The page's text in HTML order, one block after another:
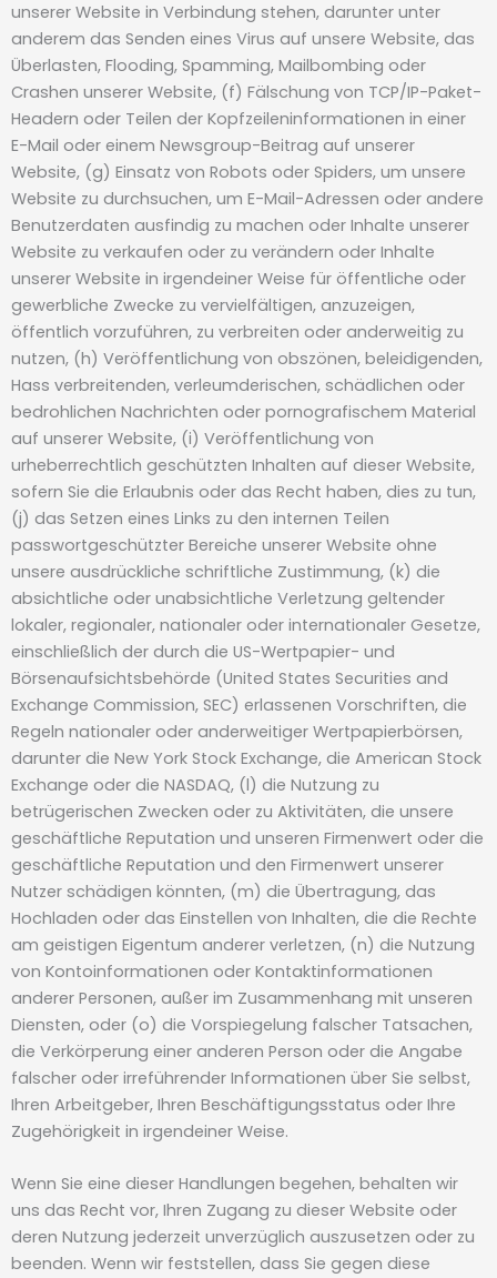
unserer Website in Verbindung stehen, darunter unter
anderem das Senden eines Virus auf unsere Website, das
Überlasten, Flooding, Spamming, Mailbombing oder
Crashen unserer Website, (f) Fälschung von TCP/IP-Paket-
Headern oder Teilen der Kopfzeileninformationen in einer
E-Mail oder einem Newsgroup-Beitrag auf unserer
Website, (g) Einsatz von Robots oder Spiders, um unsere
Website zu durchsuchen, um E-Mail-Adressen oder andere
Benutzerdaten ausfindig zu machen oder Inhalte unserer
Website zu verkaufen oder zu verändern oder Inhalte
unserer Website in irgendeiner Weise für öffentliche oder
gewerbliche Zwecke zu vervielfältigen, anzuzeigen,
öffentlich vorzuführen, zu verbreiten oder anderweitig zu
nutzen, (h) Veröffentlichung von obszönen, beleidigenden,
Hass verbreitenden, verleumderischen, schädlichen oder
bedrohlichen Nachrichten oder pornografischem Material
auf unserer Website, (i) Veröffentlichung von
urheberrechtlich geschützten Inhalten auf dieser Website,
sofern Sie die Erlaubnis oder das Recht haben, dies zu tun,
(j) das Setzen eines Links zu den internen Teilen
passwortgeschützter Bereiche unserer Website ohne
unsere ausdrückliche schriftliche Zustimmung, (k) die
absichtliche oder unabsichtliche Verletzung geltender
lokaler, regionaler, nationaler oder internationaler Gesetze,
einschließlich der durch die US-Wertpapier- und
Börsenaufsichtsbehörde (United States Securities and
Exchange Commission, SEC) erlassenen Vorschriften, die
Regeln nationaler oder anderweitiger Wertpapierbörsen,
darunter die New York Stock Exchange, die American Stock
Exchange oder die NASDAQ, (l) die Nutzung zu
betrügerischen Zwecken oder zu Aktivitäten, die unsere
geschäftliche Reputation und unseren Firmenwert oder die
geschäftliche Reputation und den Firmenwert unserer
Nutzer schädigen könnten, (m) die Übertragung, das
Hochladen oder das Einstellen von Inhalten, die die Rechte
am geistigen Eigentum anderer verletzen, (n) die Nutzung
von Kontoinformationen oder Kontaktinformationen
anderer Personen, außer im Zusammenhang mit unseren
Diensten, oder (o) die Vorspiegelung falscher Tatsachen,
die Verkörperung einer anderen Person oder die Angabe
falscher oder irreführender Informationen über Sie selbst,
Ihren Arbeitgeber, Ihren Beschäftigungsstatus oder Ihre
Zugehörigkeit in irgendeiner Weise.
Wenn Sie eine dieser Handlungen begehen, behalten wir
uns das Recht vor, Ihren Zugang zu dieser Website oder
deren Nutzung jederzeit unverzüglich auszusetzen oder zu
beenden. Wenn wir feststellen, dass Sie gegen diese